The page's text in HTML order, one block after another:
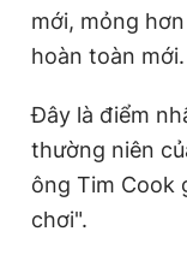
0906 645 777
mới, mỏng
hoàn toàn mới.
Đây là điểm
thường niên
ông Tim Cook
chơi".